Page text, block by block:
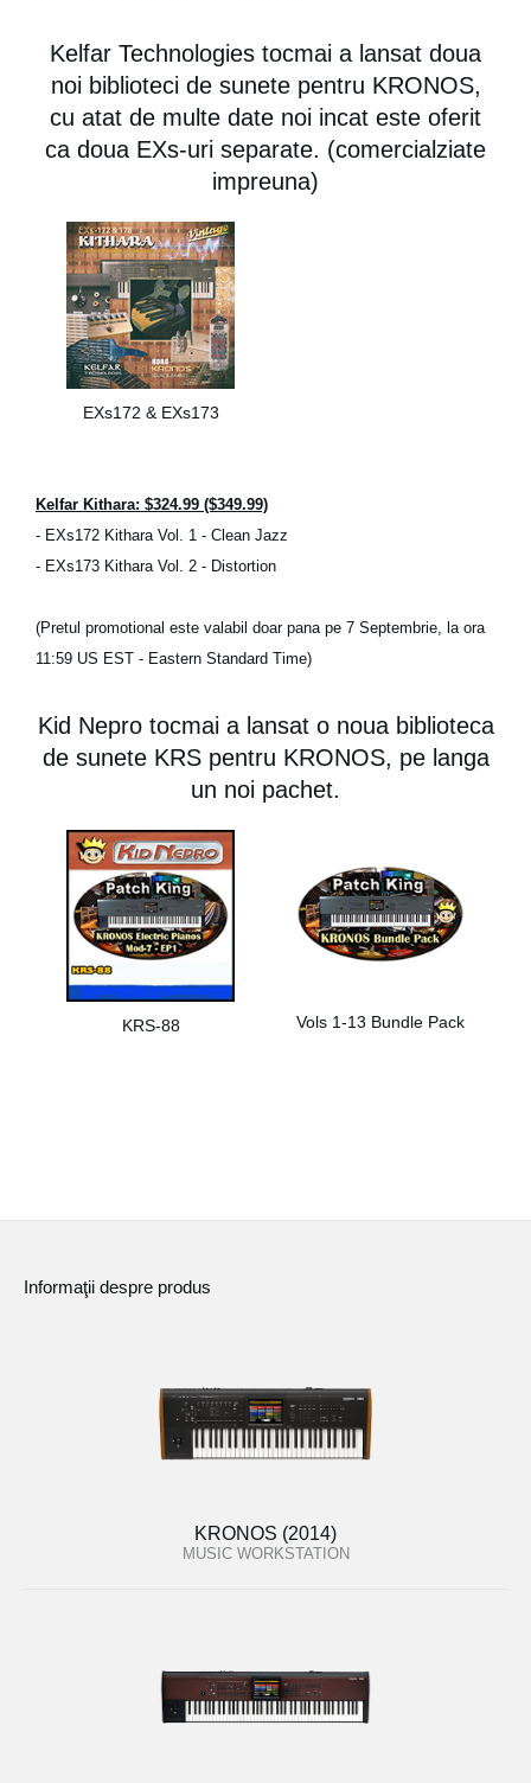
Kelfar Technologies tocmai a lansat doua
noi biblioteci de sunete pentru KRONOS,
cu atat de multe date noi incat este oferit
ca doua EXs-uri separate. (comercialziate
impreuna)
EXs172 & EXs173
Kelfar Kithara: $324.99 ($349.99)
- EXs172 Kithara Vol. 1 - Clean Jazz
- EXs173 Kithara Vol. 2 - Distortion
(Pretul promotional este valabil doar pana pe 7 Septembrie, la ora
11:59 US EST - Eastern Standard Time)
Kid Nepro tocmai a lansat o noua biblioteca
de sunete KRS pentru KRONOS, pe langa
un noi pachet.
KRS-88 Vols 1-13 Bundle Pack
Informaţii despre produs
KRONOS (2014)
MUSIC WORKSTATION